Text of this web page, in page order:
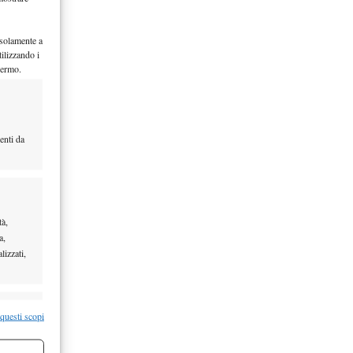
a
i
da
scopi